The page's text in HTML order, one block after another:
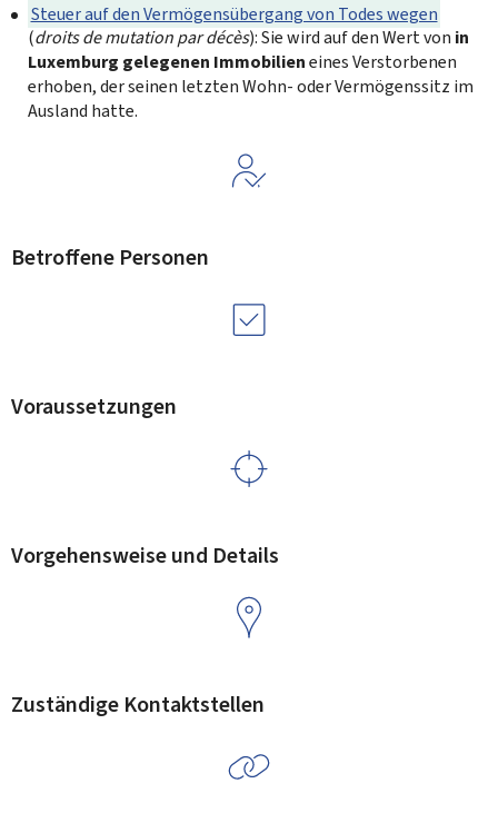
Steuer auf den Vermögensübergang von Todes wegen
(droits de mutation par décès): Sie wird auf den Wert von in
Luxemburg gelegenen Immobilieneines Verstorbenen
erhoben, der seinen letzten Wohn- oder Vermögenssitz im
Ausland hatte.
Betroffene Personen
Voraussetzungen
Vorgehensweise und Details
Zuständige Kontaktstellen